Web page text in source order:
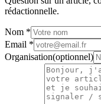
rédactionnelle.
Nom *
Email *
Organisation(optionnel)